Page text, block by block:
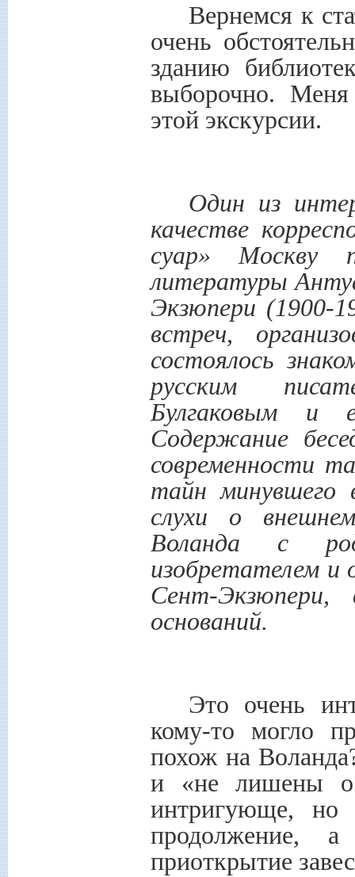
Вернемся к
очень
зданию
выборочно. Меня
этой экскурсии.
Один из
качестве
суар» Москву
литературы
Экзюпери (1900-
встреч,
состоялось
русским
Булгаковым и
Содержание
современности
тайн минувшего
слухи о
Воланда с
изобретателем и
Сент-
оснований.
Это очень
кому-то могло
похож на
и «не лишены
интригующе, но
продолжение,
приоткрытие